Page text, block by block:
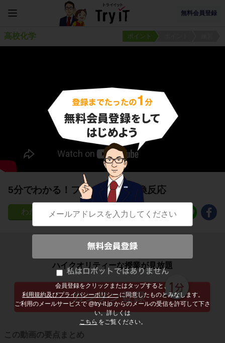
無料会員登録
会員登録をクリックまたはタップすると、
利用規約及びプライバシーポリシー に同意したものとみなします。
ご利用のメールサービスで @try-it.jp からのメールの受信を許可して下さ
い。詳しくは
こちら をご覧ください。
高校化学 ポイント
5分でわかる！フェノールの置換反応
67
子どもの勉強から大人の学び直しまで
ハイクオリティーな授業が見放題
この動画の要点まとめ